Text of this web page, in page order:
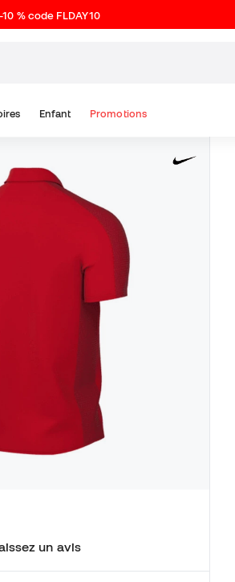
-10 % code FLDAY10
Enfant Promotions
un avis